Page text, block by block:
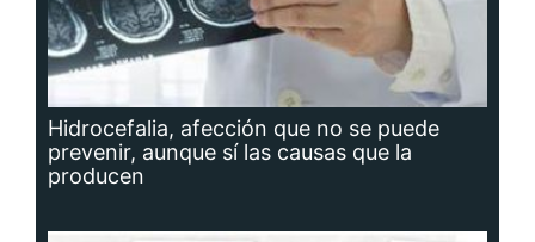
Hidrocefalia, afección que no se puede
prevenir, aunque sí las causas que la
producen